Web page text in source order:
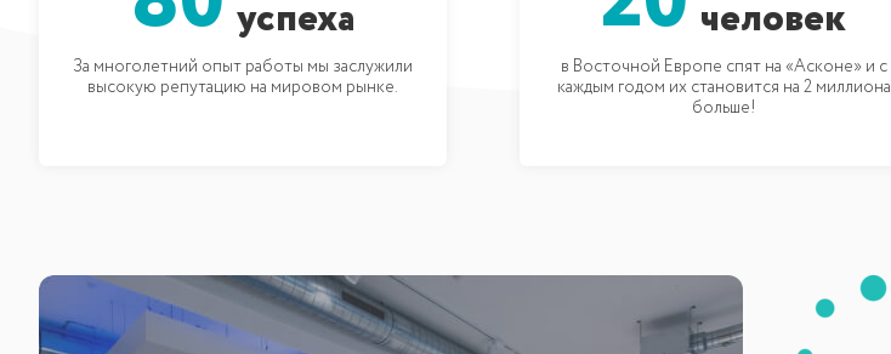
успеха
За многолетний опыт работы мы заслужили
высокую репутацию на мировом рынке.
человек
в Восточной Европе спят на «Асконе» и с
каждым годом их становится на 2 миллиона
больше!